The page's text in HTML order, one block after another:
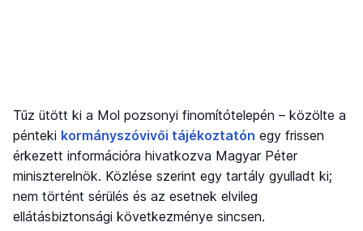
Tűz ütött ki a Mol pozsonyi finomítótelepén – közölte a
pénteki kormányszóvivői tájékoztatón egy frissen
érkezett információra hivatkozva Magyar Péter
miniszterelnök. Közlése szerint egy tartály gyulladt ki;
nem történt sérülés és az esetnek elvileg
ellátásbiztonsági következménye sincsen.